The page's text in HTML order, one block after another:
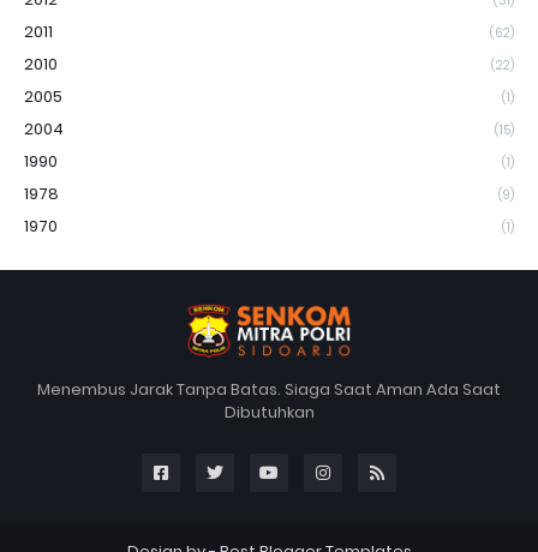
2011 (62)
2010 (22)
2005 (1)
2004 (15)
1990 (1)
1978 (9)
1970 (1)
Menembus Jarak Tanpa Batas. Siaga Saat Aman Ada Saat
Dibutuhkan